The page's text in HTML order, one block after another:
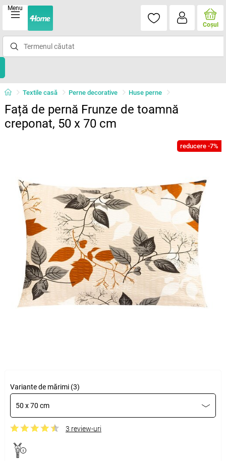
Menu
Coşul
Textile casă Perne decorative Huse perne
Față de pernă Frunze de toamnă
creponat, 50 x 70 cm
reducere -7%
Variante de mărimi (3)
50 x 70 cm
3 review-uri